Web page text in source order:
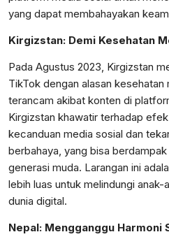
yang dapat membahayakan
Kirgizstan: Demi Kesehatan
Pada Agustus 2023, Kirgizstan
TikTok dengan alasan kesehatan
terancam akibat konten di
Kirgizstan khawatir terhadap
kecanduan media sosial dan
berbahaya, yang bisa
generasi muda. Larangan ini
lebih luas untuk melindungi
dunia digital.
Nepal: Mengganggu Harmoni